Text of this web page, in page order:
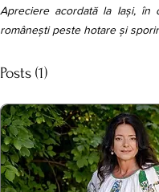
Apreciere acordată la Iași, în
românești peste hotare și
Posts (1)